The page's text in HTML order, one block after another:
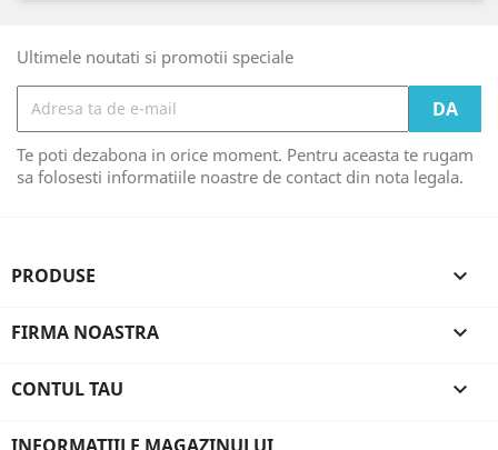
Ultimele noutati si promotii speciale
Te poti dezabona in orice moment. Pentru aceasta te rugam
sa folosesti informatiile noastre de contact din nota legala.
PRODUSE 
FIRMA NOASTRA 
CONTUL TAU 
INFORMATIILE MAGAZINULUI